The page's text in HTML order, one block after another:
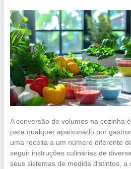
A conversão de volumes na cozinha
para qualquer apaixonado por
uma receita a um número diferente
seguir instruções culinárias de
seus sistemas de medida distintos, a